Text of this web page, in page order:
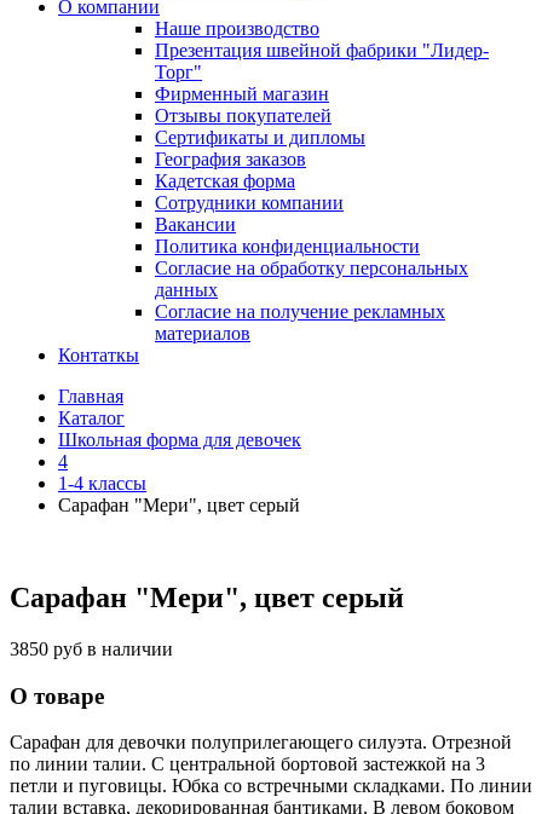
О компании
Наше производство
Презентация швейной фабрики "Лидер-
Торг"
Фирменный магазин
Отзывы покупателей
Сертификаты и дипломы
География заказов
Кадетская форма
Сотрудники компании
Вакансии
Политика конфиденциальности
Согласие на обработку персональных
данных
Согласие на получение рекламных
материалов
Контаткы
Главная
Каталог
Школьная форма для девочек
4
1-4 классы
Сарафан "Мери", цвет серый
Сарафан "Мери", цвет серый
3850 руб в наличии
О товаре
Сарафан для девочки полуприлегающего силуэта. Отрезной
по линии талии. С центральной бортовой застежкой на 3
петли и пуговицы. Юбка со встречными складками. По линии
талии вставка, декорированная бантиками. В левом боковом